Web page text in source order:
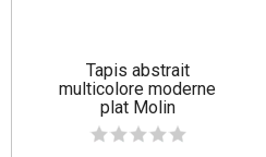
Tapis abstrait
multicolore moderne
plat Molin